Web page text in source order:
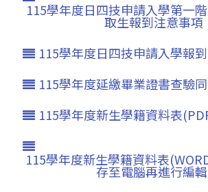
115學年度日四技申請入學第一
取生報到注意事項
115學年度日四技申請入學報
115學年度延繳畢業證書查驗
115學年度新生學籍資料表
115學年度新生學籍資料表
存至電腦再進行編